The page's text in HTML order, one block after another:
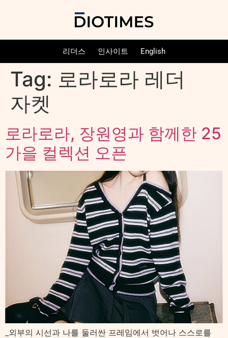
리더스 인사이트 English
Tag: 로라로라 레더
자켓
로라로라, 장원영과 함께한 25
가을 컬렉션 오픈
_외부의 시선과 나를 둘러싼 프레임에서 벗어나 스스로를